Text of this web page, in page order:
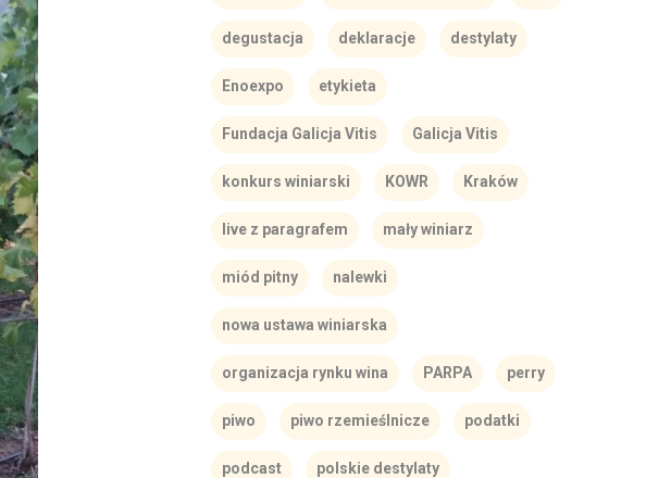
degustacja deklaracje destylaty
Enoexpo etykieta
Fundacja Galicja Vitis Galicja Vitis
konkurs winiarski KOWR Kraków
live z paragrafem mały winiarz
miód pitny nalewki
nowa ustawa winiarska
organizacja rynku wina PARPA perry
piwo piwo rzemieślnicze podatki
podcast polskie destylaty